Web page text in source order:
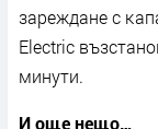
зapeждaнe c
Еlесtrіс
минyти.
И oщe нeщo…